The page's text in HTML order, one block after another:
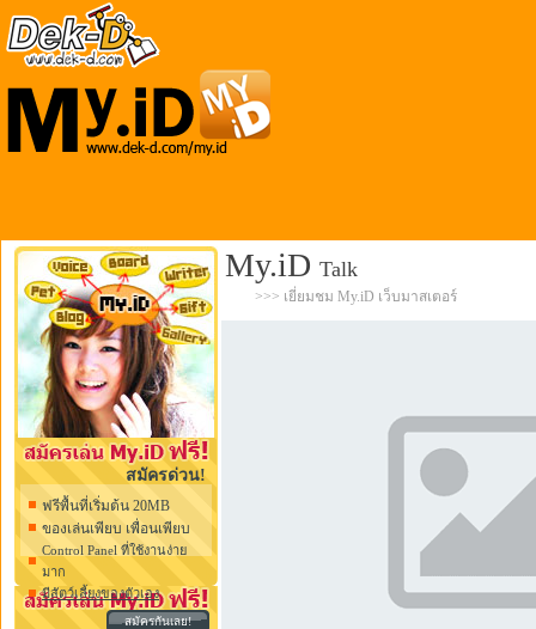
สมัครด่วน!
ฟรีพื้นที่เริ่มต้น 20MB
ของเล่นเพียบ เพื่อนเพียบ
Control Panel ที่ใช้งานง่าย
มาก
มีสัตว์เลี้ยงของตัวเอง
สมัครกันเลย!
My.iD Talk
>>> เยี่ยมชม My.iD เว็บมาสเตอร์